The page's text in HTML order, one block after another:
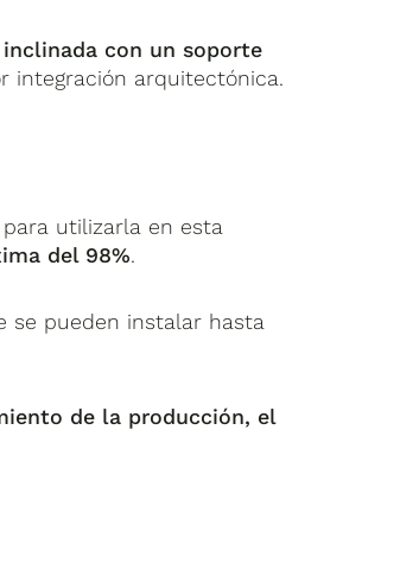
con un soporte
integración arquitectónica.
utilizarla en esta
del 98%.
se pueden instalar hasta
de la producción, el